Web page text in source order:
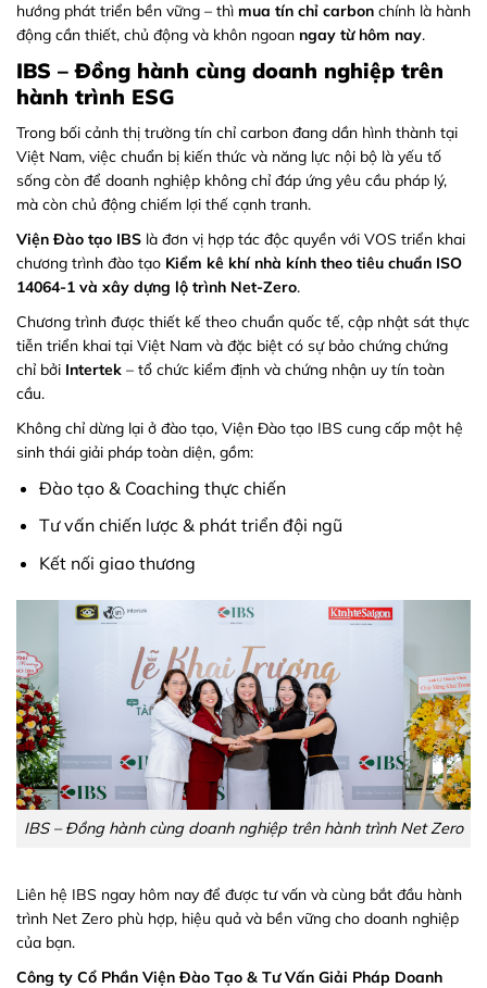
hướng phát triển bền vững – thì mua tín chỉ carbon chính là hành
động cần thiết, chủ động và khôn ngoan ngay từ hôm nay.
IBS – Đồng hành cùng doanh nghiệp trên
hành trình ESG
Trong bối cảnh thị trường tín chỉ carbon đang dần hình thành tại
Việt Nam, việc chuẩn bị kiến thức và năng lực nội bộ là yếu tố
sống còn để doanh nghiệp không chỉ đáp ứng yêu cầu pháp lý,
mà còn chủ động chiếm lợi thế cạnh tranh.
Viện Đào tạo IBS là đơn vị hợp tác độc quyền với VOS triển khai
chương trình đào tạo Kiểm kê khí nhà kính theo tiêu chuẩn ISO
14064-1 và xây dựng lộ trình Net-Zero.
Chương trình được thiết kế theo chuẩn quốc tế, cập nhật sát thực
tiễn triển khai tại Việt Nam và đặc biệt có sự bảo chứng chứng
chỉ bởi Intertek – tổ chức kiểm định và chứng nhận uy tín toàn
cầu.
Không chỉ dừng lại ở đào tạo, Viện Đào tạo IBS cung cấp một hệ
sinh thái giải pháp toàn diện, gồm:
Đào tạo & Coaching thực chiến
Tư vấn chiến lược & phát triển đội ngũ
Kết nối giao thương
IBS – Đồng hành cùng doanh nghiệp trên hành trình Net Zero
Liên hệ IBS ngay hôm nay để được tư vấn và cùng bắt đầu hành
trình Net Zero phù hợp, hiệu quả và bền vững cho doanh nghiệp
của bạn.
Công ty Cổ Phần Viện Đào Tạo & Tư Vấn Giải Pháp Doanh